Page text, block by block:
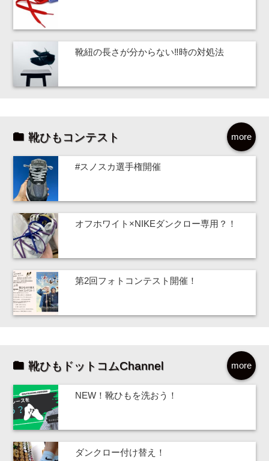
靴紐の長さが分からない‼時の対処法
more
靴ひもコンテスト
#スノスカ選手権開催
オフホワイト×NIKEダンクロー専用？！
第2回フォトコンテスト開催！
more
靴ひもドットコムChannel
NEW！靴ひもを洗おう！
ダンクロー付け替え！